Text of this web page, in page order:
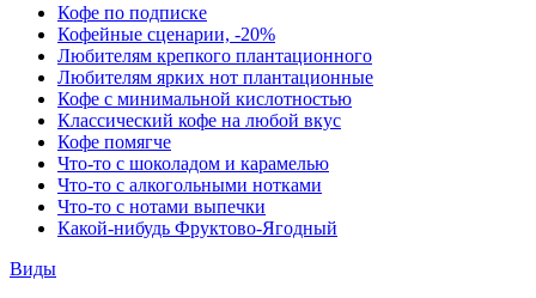
Кофе по подписке
Кофейные сценарии, -20%
Любителям крепкого плантационного
Любителям ярких нот плантационные
Кофе с минимальной кислотностью
Классический кофе на любой вкус
Кофе помягче
Что-то с шоколадом и карамелью
Что-то с алкогольными нотками
Что-то с нотами выпечки
Какой-нибудь Фруктово-Ягодный
Виды